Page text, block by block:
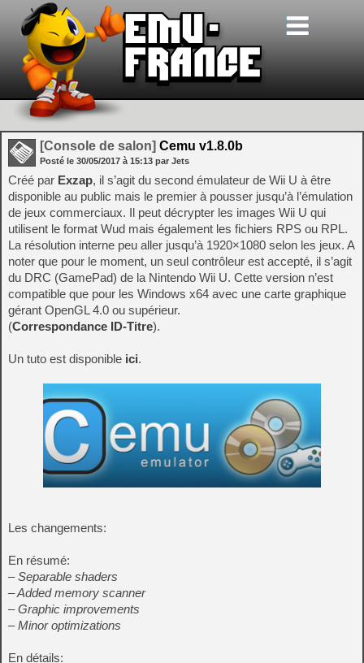
[Console de salon] Cemu v1.8.0b
Posté le 30/05/2017 à 15:13 par Jets
Créé par Exzap, il s’agit du second émulateur de Wii U à être
disponible au public mais le premier à pousser jusqu’à l’émulation
de jeux commerciaux. Il peut décrypter les images Wii U qui
utilisent le format Wud mais également les fichiers RPS ou RPL.
La résolution interne peu aller jusqu’à 1920×1080 selon les jeux. A
noter que pour le moment, un seul contrôleur est accepté, il s’agit
du DRC (GamePad) de la Nintendo Wii U. Cette version n’est
compatible que pour les Windows x64 avec une carte graphique
gérant OpenGL 4.0 ou supérieur.
(Correspondance ID-Titre).
Un tuto est disponible ici.
Les changements:
En résumé:
– Separable shaders
– Added memory scanner
– Graphic improvements
– Minor optimizations
En détails: